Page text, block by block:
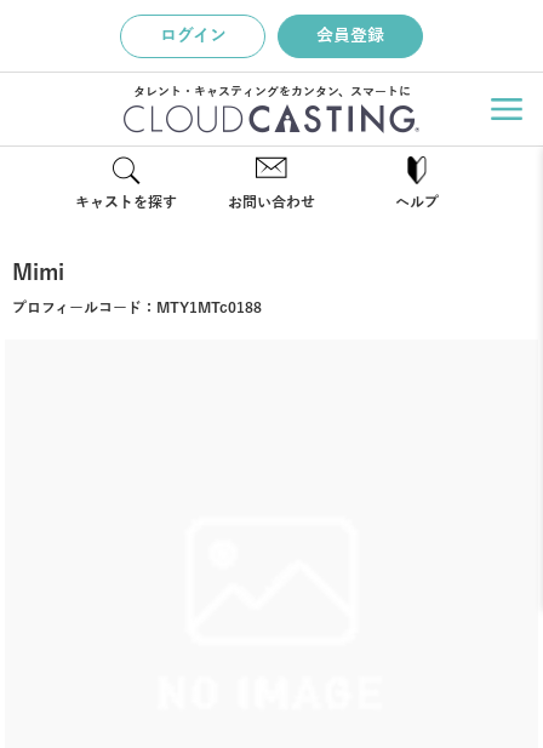
ログイン 会員登録
タレント・キャスティングをカンタン、スマートに
キャストを探す お問い合わせ ヘルプ
Mimi
プロフィールコード： MTY1MTc0188